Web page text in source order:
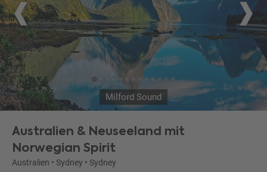
Milford Sound
Australien & Neuseeland mit
Norwegian Spirit
Australien • Sydney • Sydney